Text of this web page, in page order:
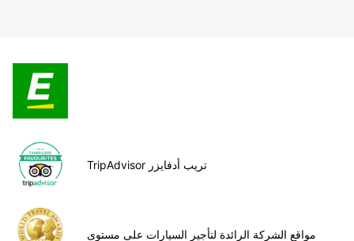
TripAdvisor تريب أدفايزر
مواقع الشركة الرائدة لتأجير السيارات على مستوى